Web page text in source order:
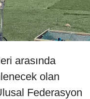
arasında
olan
Federasyon